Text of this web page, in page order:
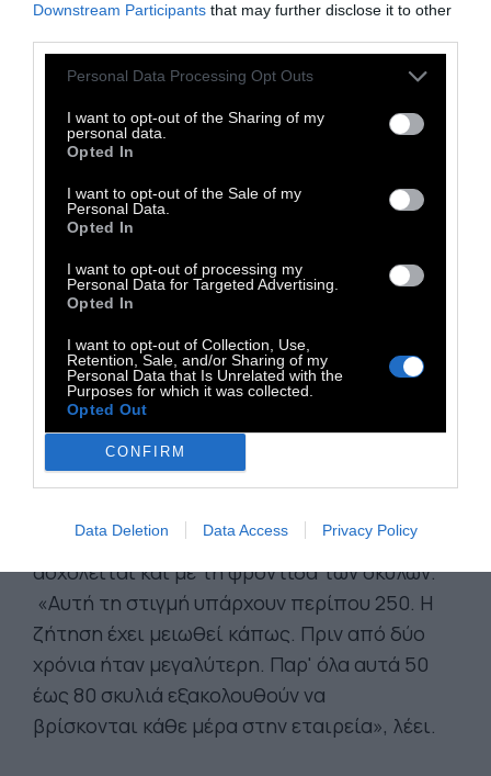
Downstream Participants that may further disclose it to other
Personal Data Processing Opt Outs
I want to opt-out of the Sharing of my
personal data.
Opted In
I want to opt-out of the Sale of my
Personal Data.
Opted In
I want to opt-out of processing my
Personal Data for Targeted Advertising.
Opted In
I want to opt-out of Collection, Use,
Retention, Sale, and/or Sharing of my
Personal Data that Is Unrelated with the
Purposes for which it was collected.
Opted Out
CONFIRM
Data Deletion Data Access Privacy Policy
να παίρνει τον σκύλο του στο γραφείο, αλλά
το ενδεχόμενο εξετάζεται σοβαρά. Μάλιστα,
εάν όλα τα συμβαλλόμενα μέρη συμφωνούν,
υπάρχουν σκέψεις αυτό να
συμπεριλαμβάνεται στο καταστατικό της
Χαρούμενη ατμόσφαιρα.
σημαντικό να υπάρχει και ένας χώρος χωρίς
σκύλους για τους εργαζόμενους που τους
μια ιδανική περίπτωση θα υπάρχει και ο
αρμόδιος υπάλληλος που θα ασχολείται με
τους τετράποδους συνοδούς των
εργαζομένων, όπως είναι η Κέρστιν
Ντρομπνιέβσκι, η οποία εργάζεται στον
Βερολίνο. Τα τελευταία δώδεκα χρόνια
ασχολείται και με τη φροντίδα των σκύλων.
«Αυτή τη στιγμή υπάρχουν περίπου 250. Η
ζήτηση έχει μειωθεί κάπως. Πριν από δύο
χρόνια ήταν μεγαλύτερη. Παρ' όλα αυτά 50
έως 80 σκυλιά εξακολουθούν να
βρίσκονται κάθε μέρα στην εταιρεία», λέει.